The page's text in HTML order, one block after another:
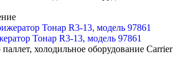
Тонар R3-13, модель 97861
холодильное оборудование Carrier